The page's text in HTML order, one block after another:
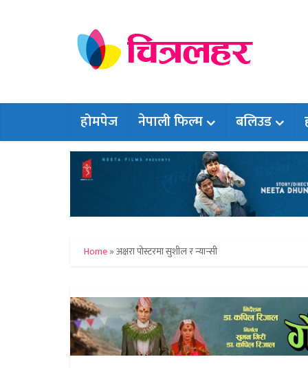
होमपेज नेपाली फिल्म बलिउड
Home»अक्षरा पोस्टरमा सुशील र न्यान्सी